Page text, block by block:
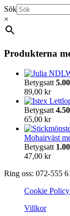
Sök
×
Produkterna
Betygsatt 5.00
89,00 kr
Betygsatt 4.50
65,00 kr
Mohairväst
Betygsatt 1.00
47,00 kr
Ring oss: 072-555
Cookie
Villkor